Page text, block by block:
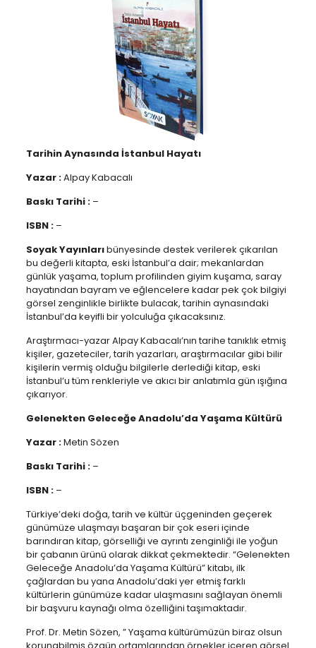
Tarihin Aynasında İstanbul Hayatı
Yazar :Alpay Kabacalı
Baskı Tarihi : –
ISBN : –
Soyak Yayınlarıbünyesinde destek verilerek çıkarılan
bu değerli kitapta, eski İstanbul’a dair; mekanlardan
günlük yaşama, toplum profilinden giyim kuşama, saray
hayatından bayram ve eğlencelere kadar pek çok bilgiyi
görsel zenginlikle birlikte bulacak, tarihin aynasındaki
İstanbul’da keyifli bir yolculuğa çıkacaksınız.
Araştırmacı-yazar Alpay Kabacalı’nın tarihe tanıklık etmiş
kişiler, gazeteciler, tarih yazarları, araştırmacılar gibi bilir
kişilerin vermiş olduğu bilgilerle derlediği kitap, eski
İstanbul’u tüm renkleriyle ve akıcı bir anlatımla gün ışığına
çıkarıyor.
Gelenekten Geleceğe Anadolu’da Yaşama Kültürü
Yazar :Metin Sözen
Baskı Tarihi : –
ISBN : –
Türkiye’deki doğa, tarih ve kültür üçgeninden geçerek
günümüze ulaşmayı başaran bir çok eseri içinde
barındıran kitap, görselliği ve ayrıntı zenginliği ile yoğun
bir çabanın ürünü olarak dikkat çekmektedir. “Gelenekten
Geleceğe Anadolu’da Yaşama Kültürü” kitabı, ilk
çağlardan bu yana Anadolu’daki yer etmiş farklı
kültürlerin günümüze kadar ulaşmasını sağlayan önemli
bir başvuru kaynağı olma özelliğini taşımaktadır.
Prof. Dr. Metin Sözen, ” Yaşama kültürümüzün biraz olsun